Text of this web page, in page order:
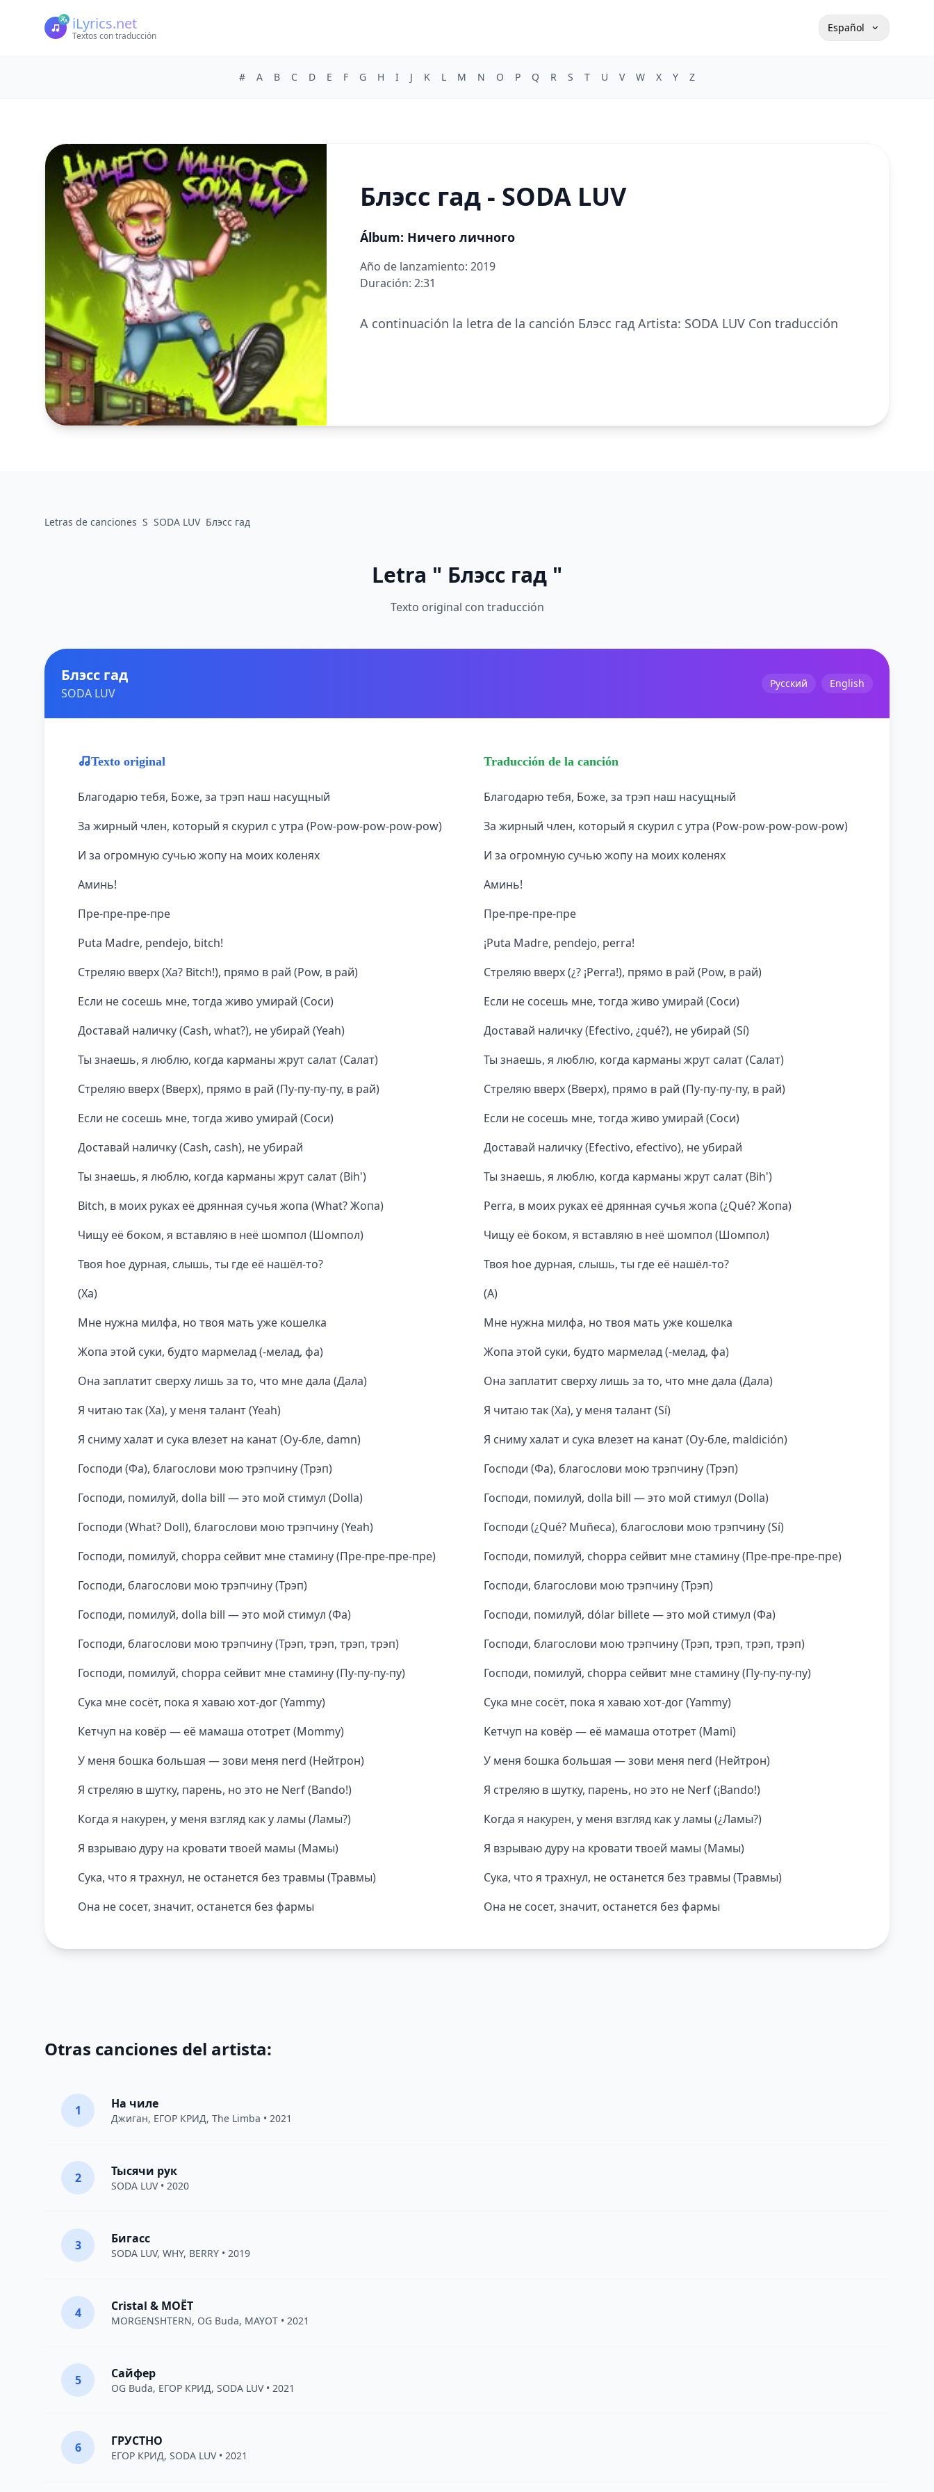
iLyrics.net
Textos con traducción
Español
# A B C D E F G H I J K L M N O P Q R S T U V W X Y Z
Блэсс гад - SODA LUV
Álbum: Ничего личного
Año de lanzamiento: 2019
Duración: 2:31
A continuación la letra de la canción Блэсс гад Artista: SODA LUV Con traducción
Letras de canciones S SODA LUV Блэсс гад
Letra " Блэсс гад "
Texto original con traducción
Блэсс гад
SODA LUV
Русский English
Texto original
Благодарю тебя, Боже, за трэп наш насущный
За жирный член, который я скурил с утра (Pow-pow-pow-pow-pow)
И за огромную сучью жопу на моих коленях
Аминь!
Пре-пре-пре-пре
Puta Madre, pendejo, bitch!
Стреляю вверх (Ха? Bitch!), прямо в рай (Pow, в рай)
Если не сосешь мне, тогда живо умирай (Соси)
Доставай наличку (Cash, what?), не убирай (Yeah)
Ты знаешь, я люблю, когда карманы жрут салат (Салат)
Стреляю вверх (Вверх), прямо в рай (Пу-пу-пу-пу, в рай)
Если не сосешь мне, тогда живо умирай (Соси)
Доставай наличку (Cash, cash), не убирай
Ты знаешь, я люблю, когда карманы жрут салат (Bih')
Bitch, в моих руках её дрянная сучья жопа (What? Жопа)
Чищу её боком, я вставляю в неё шомпол (Шомпол)
Твоя hoe дурная, слышь, ты где её нашёл-то?
(Ха)
Мне нужна милфа, но твоя мать уже кошелка
Жопа этой суки, будто мармелад (-мелад, фа)
Она заплатит сверху лишь за то, что мне дала (Дала)
Я читаю так (Ха), у меня талант (Yeah)
Я сниму халат и сука влезет на канат (Оу-бле, damn)
Господи (Фа), благослови мою трэпчину (Трэп)
Господи, помилуй, dolla bill — это мой стимул (Dolla)
Господи (What? Doll), благослови мою трэпчину (Yeah)
Господи, помилуй, choppa сейвит мне стамину (Пре-пре-пре-пре)
Господи, благослови мою трэпчину (Трэп)
Господи, помилуй, dolla bill — это мой стимул (Фа)
Господи, благослови мою трэпчину (Трэп, трэп, трэп, трэп)
Господи, помилуй, choppa сейвит мне стамину (Пу-пу-пу-пу)
Сука мне сосёт, пока я хаваю хот-дог (Yammy)
Кетчуп на ковёр — её мамаша ототрет (Mommy)
У меня бошка большая — зови меня nerd (Нейтрон)
Я стреляю в шутку, парень, но это не Nerf (Bando!)
Когда я накурен, у меня взгляд как у ламы (Ламы?)
Я взрываю дуру на кровати твоей мамы (Мамы)
Сука, что я трахнул, не останется без травмы (Травмы)
Она не сосет, значит, останется без фармы
Traducción de la canción
Благодарю тебя, Боже, за трэп наш насущный
За жирный член, который я скурил с утра (Pow-pow-pow-pow-pow)
И за огромную сучью жопу на моих коленях
Аминь!
Пре-пре-пре-пре
¡Puta Madre, pendejo, perra!
Стреляю вверх (¿? ¡Perra!), прямо в рай (Pow, в рай)
Если не сосешь мне, тогда живо умирай (Соси)
Доставай наличку (Efectivo, ¿qué?), не убирай (Sí)
Ты знаешь, я люблю, когда карманы жрут салат (Салат)
Стреляю вверх (Вверх), прямо в рай (Пу-пу-пу-пу, в рай)
Если не сосешь мне, тогда живо умирай (Соси)
Доставай наличку (Efectivo, efectivo), не убирай
Ты знаешь, я люблю, когда карманы жрут салат (Bih')
Perra, в моих руках её дрянная сучья жопа (¿Qué? Жопа)
Чищу её боком, я вставляю в неё шомпол (Шомпол)
Твоя hoe дурная, слышь, ты где её нашёл-то?
(A)
Мне нужна милфа, но твоя мать уже кошелка
Жопа этой суки, будто мармелад (-мелад, фа)
Она заплатит сверху лишь за то, что мне дала (Дала)
Я читаю так (Ха), у меня талант (Sí)
Я сниму халат и сука влезет на канат (Оу-бле, maldición)
Господи (Фа), благослови мою трэпчину (Трэп)
Господи, помилуй, dolla bill — это мой стимул (Dolla)
Господи (¿Qué? Muñeca), благослови мою трэпчину (Sí)
Господи, помилуй, choppa сейвит мне стамину (Пре-пре-пре-пре)
Господи, благослови мою трэпчину (Трэп)
Господи, помилуй, dólar billete — это мой стимул (Фа)
Господи, благослови мою трэпчину (Трэп, трэп, трэп, трэп)
Господи, помилуй, choppa сейвит мне стамину (Пу-пу-пу-пу)
Сука мне сосёт, пока я хаваю хот-дог (Yammy)
Кетчуп на ковёр — её мамаша ототрет (Mami)
У меня бошка большая — зови меня nerd (Нейтрон)
Я стреляю в шутку, парень, но это не Nerf (¡Bando!)
Когда я накурен, у меня взгляд как у ламы (¿Ламы?)
Я взрываю дуру на кровати твоей мамы (Мамы)
Сука, что я трахнул, не останется без травмы (Травмы)
Она не сосет, значит, останется без фармы
Otras canciones del artista:
1 На чиле
Джиган, ЕГОР КРИД, The Limba • 2021
2 Тысячи рук
SODA LUV• 2020
3 Бигасс
SODA LUV, WHY, BERRY • 2019
4 Cristal & МОЁТ
MORGENSHTERN, OG Buda, MAYOT • 2021
5 Сайфер
OG Buda, ЕГОР КРИД, SODA LUV• 2021
6 ГРУСТНО
ЕГОР КРИД, SODA LUV• 2021